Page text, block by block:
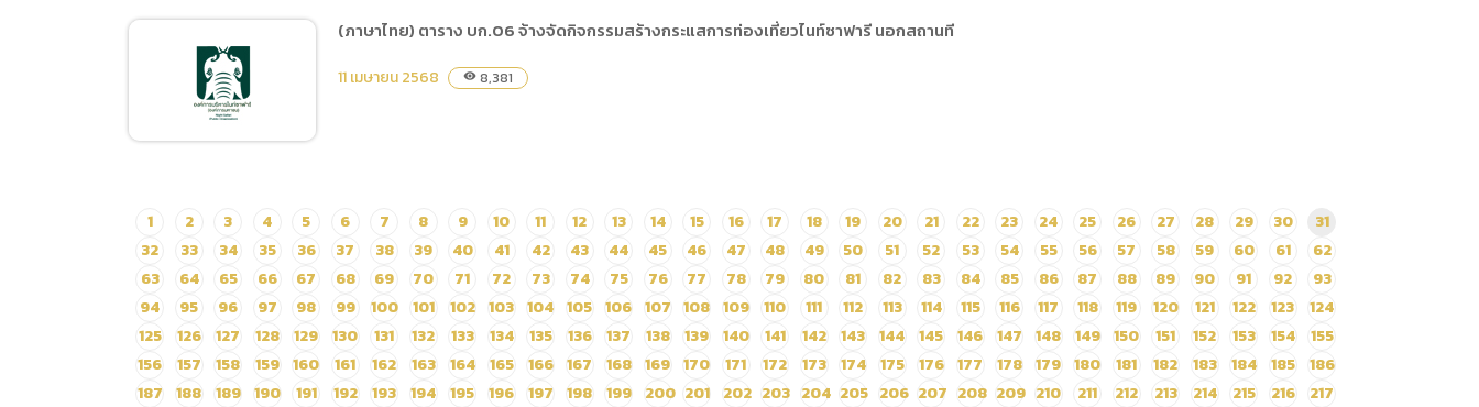
ของสำนักงานพัฒนาพิง
คนคร (องค์การมหาชน)
ประจำปีงบประมาณ
พ.ศ.2568 โดยวิธีประกาศ
เชิญชวนทั่วไป
(ภาษาไทย) ประกาศผู้ชนะ
การเสนอราคา ประกวดราคา
จ้างก่อสร้างปรับปรุงพื้นที่
กิจกรรม Tiger Show เพื่อ
(e-bidding)
(ภาษาไทย) ตาราง บก.06
จ้างจัดกิจกรรมสร้างกระแส
การท่องเที่ยวไนท์ซาฟารี
นอกสถานที
(ภาษาไทย) ตาราง บก.06 จ้างจัดกิจกรรมสร้างกระแสการท่องเที่ยวไนท์ซาฟารี นอกสถานที
11 เมษายน 2568 visibility 8,381
1 2 3 4 5 6 7 8 9 10 11 12 13 14 15 16 17 18 19 20 21 22 23 24 25 26 27 28 29 30
31
32
33 34 35 36 37 38 39 40 41 42 43 44 45 46 47 48 49 50 51 52 53 54 55 56 57 58 59 60 61
62
63
64 65 66 67 68 69 70 71 72 73 74 75 76 77 78 79 80 81 82 83 84 85 86 87 88 89 90 91 92
93
94
95 96 97 98 99 100 101 102 103 104 105 106 107 108 109 110 111 112 113 114 115 116 117 118 119 120 121 122 123
124
125
126 127 128 129 130 131 132 133 134 135 136 137 138 139 140 141 142 143 144 145 146 147 148 149 150 151 152 153 154
155
156
157 158 159 160 161 162 163 164 165 166 167 168 169 170 171 172 173 174 175 176 177 178 179 180 181 182 183 184 185
186
187
188 189 190 191 192 193 194 195 196 197 198 199 200 201 202 203 204 205 206 207 208 209 210 211 212 213 214 215 216 217